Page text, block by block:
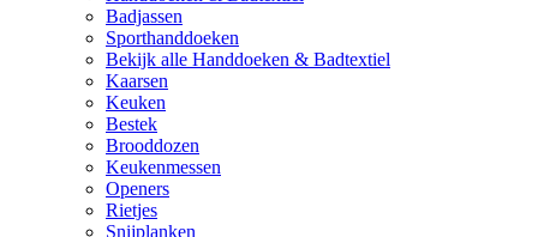
Badjassen
Sporthanddoeken
Bekijk alle Handdoeken & Badtextiel
Kaarsen
Keuken
Bestek
Brooddozen
Keukenmessen
Openers
Rietjes
Snijplanken